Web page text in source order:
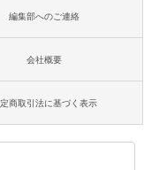
編集部へのご連絡
会社概要
商取引法に基づく表示